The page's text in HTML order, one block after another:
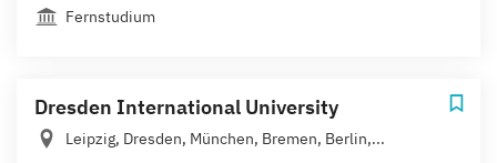
Fernstudium
Dresden International University
Leipzig, Dresden, München, Bremen, Berlin,...